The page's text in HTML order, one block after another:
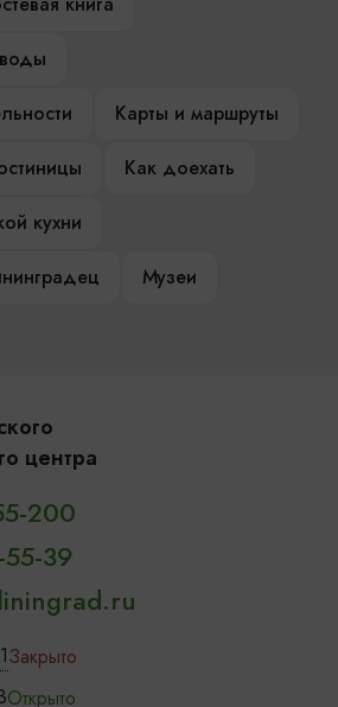
Карты и маршруты
Как доехать
кухни
Музеи
центра
Закрыто
Открыто
200
39